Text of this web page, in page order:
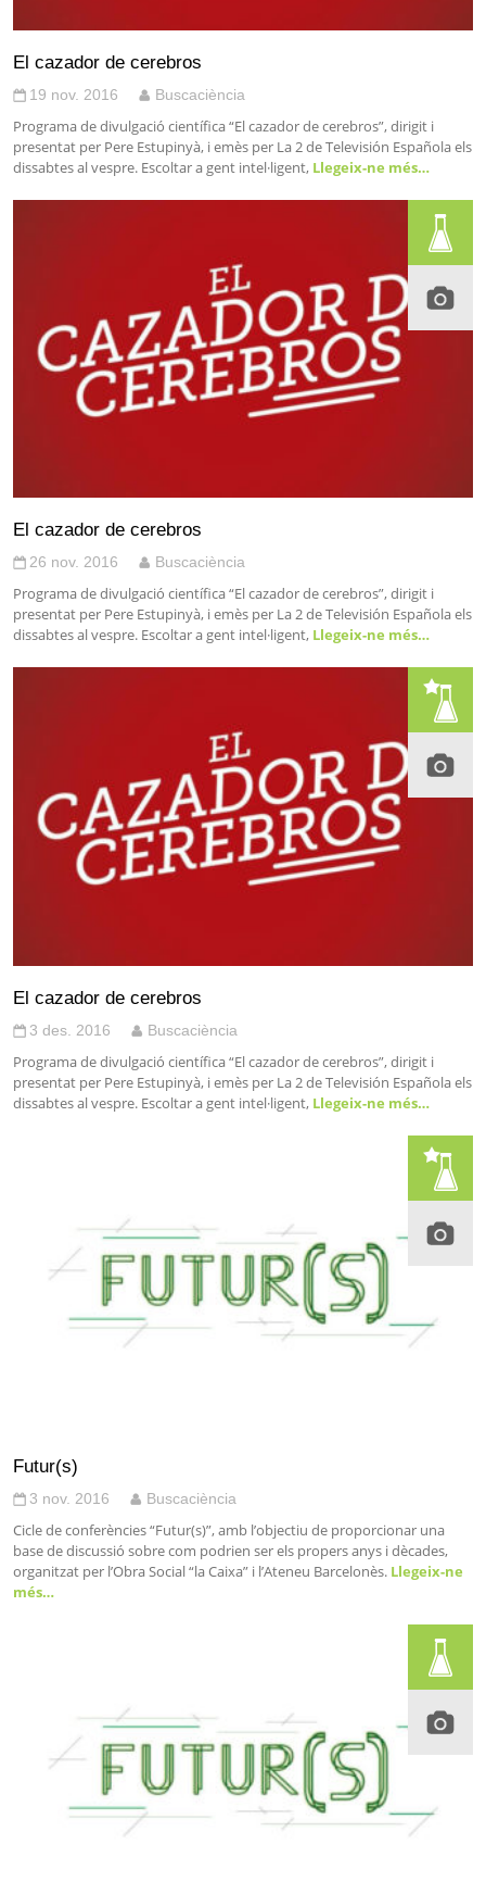
El cazador de cerebros
19 nov. 2016 Buscaciència
Programa de divulgació científica “El cazador de cerebros”, dirigit i
presentat per Pere Estupinyà, i emès per La 2 de Televisión Española els
dissabtes al vespre. Escoltar a gent intel·ligent, Llegeix-ne més…
El cazador de cerebros
26 nov. 2016 Buscaciència
Programa de divulgació científica “El cazador de cerebros”, dirigit i
presentat per Pere Estupinyà, i emès per La 2 de Televisión Española els
dissabtes al vespre. Escoltar a gent intel·ligent, Llegeix-ne més…
El cazador de cerebros
3 des. 2016 Buscaciència
Programa de divulgació científica “El cazador de cerebros”, dirigit i
presentat per Pere Estupinyà, i emès per La 2 de Televisión Española els
dissabtes al vespre. Escoltar a gent intel·ligent, Llegeix-ne més…
Futur(s)
3 nov. 2016 Buscaciència
Cicle de conferències “Futur(s)”, amb l’objectiu de proporcionar una
base de discussió sobre com podrien ser els propers anys i dècades,
organitzat per l’Obra Social “la Caixa” i l’Ateneu Barcelonès. Llegeix-ne
més…